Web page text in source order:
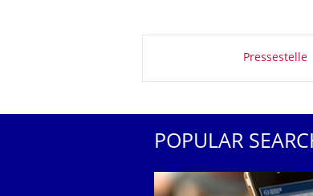
Pressestelle
POPULAR